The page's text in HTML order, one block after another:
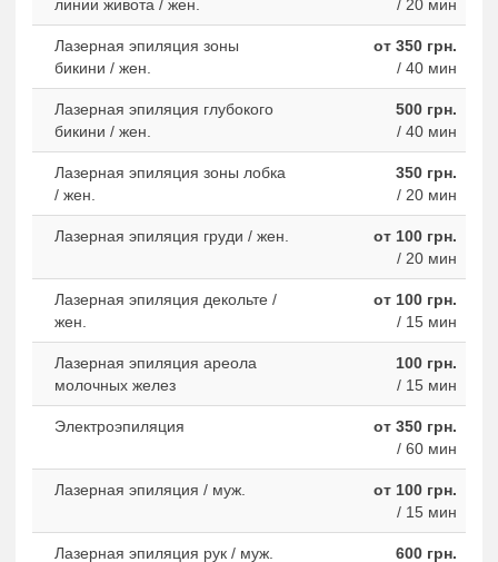
линии живота / жен.
/ 20 мин
Лазерная эпиляция зоны
бикини / жен.
от 350 грн.
/ 40 мин
Лазерная эпиляция глубокого
бикини / жен.
500 грн.
/ 40 мин
Лазерная эпиляция зоны лобка
/ жен.
350 грн.
/ 20 мин
Лазерная эпиляция груди / жен.
от 100 грн.
/ 20 мин
Лазерная эпиляция декольте /
жен.
от 100 грн.
/ 15 мин
Лазерная эпиляция ареола
молочных желез
100 грн.
/ 15 мин
Электроэпиляция
от 350 грн.
/ 60 мин
Лазерная эпиляция / муж.
от 100 грн.
/ 15 мин
Лазерная эпиляция рук / муж. 600 грн.